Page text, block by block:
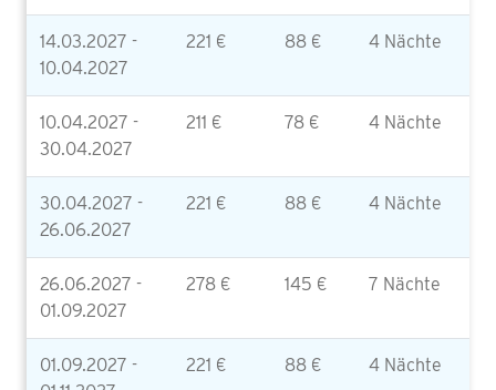
14.03.2027 -
10.04.2027
221 € 88 € 4 Nächte
10.04.2027 -
30.04.2027
211 € 78 € 4 Nächte
30.04.2027 -
26.06.2027
221 € 88 € 4 Nächte
26.06.2027 -
01.09.2027
278 € 145 € 7 Nächte
01.09.2027 -
221 € 88 € 4 Nächte